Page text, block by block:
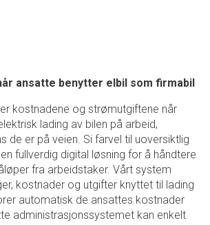
ansatte benytter elbil som firmabil
kostnadene og strømutgiftene når
lading av bilen på arbeid,
de er på veien. Si farvel til uoversiktlig
fullverdig digital løsning for å håndtere
fra arbeidstaker. Vårt system
kostnader og utgifter knyttet til lading
automatisk de ansattes kostnader
administrasjonssystemet kan enkelt